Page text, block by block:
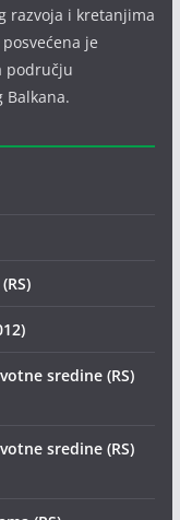
razvoja i kretanjima
je
području
Balkana.
sredine (RS)
sredine (RS)